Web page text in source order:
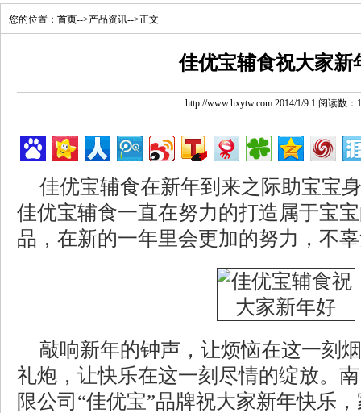
您的位置： 首页-->产品资讯-->正文
佳优宝辅食祝大家新
http://www.hxytw.com 2014/1/9 1 阅读数：
佳优宝辅食在新年到来之际助宝宝
佳优宝辅食一直在努力的打造属于宝
品，在新的一年里会更加的努力，不
敲响新年的钟声，让烦恼在这一刻
礼炮，让快乐在这一刻尽情的绽放。
限公司“佳优宝”品牌祝大家新年快乐